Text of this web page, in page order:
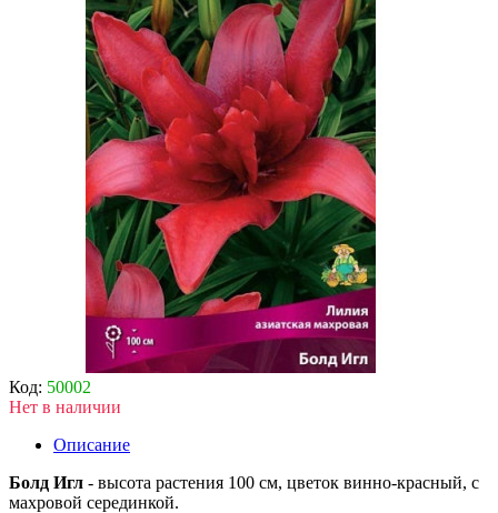
Код: 50002
Нет в наличии
Описание
Болд Игл - высота растения 100 см, цветок винно-красный, с
махровой серединкой.